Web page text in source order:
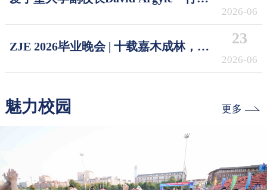
2026-06
ZJE 2026毕业晚会 | 十载嘉木成林，今
23
2026-06
魅力校园 更多